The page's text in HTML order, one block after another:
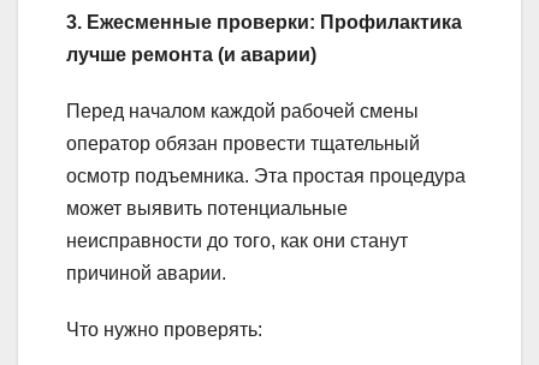
3. Ежесменные проверки: Профилактика
лучше ремонта (и аварии)
Перед началом каждой рабочей смены
оператор обязан провести тщательный
осмотр подъемника. Эта простая процедура
может выявить потенциальные
неисправности до того, как они станут
причиной аварии.
Что нужно проверять: